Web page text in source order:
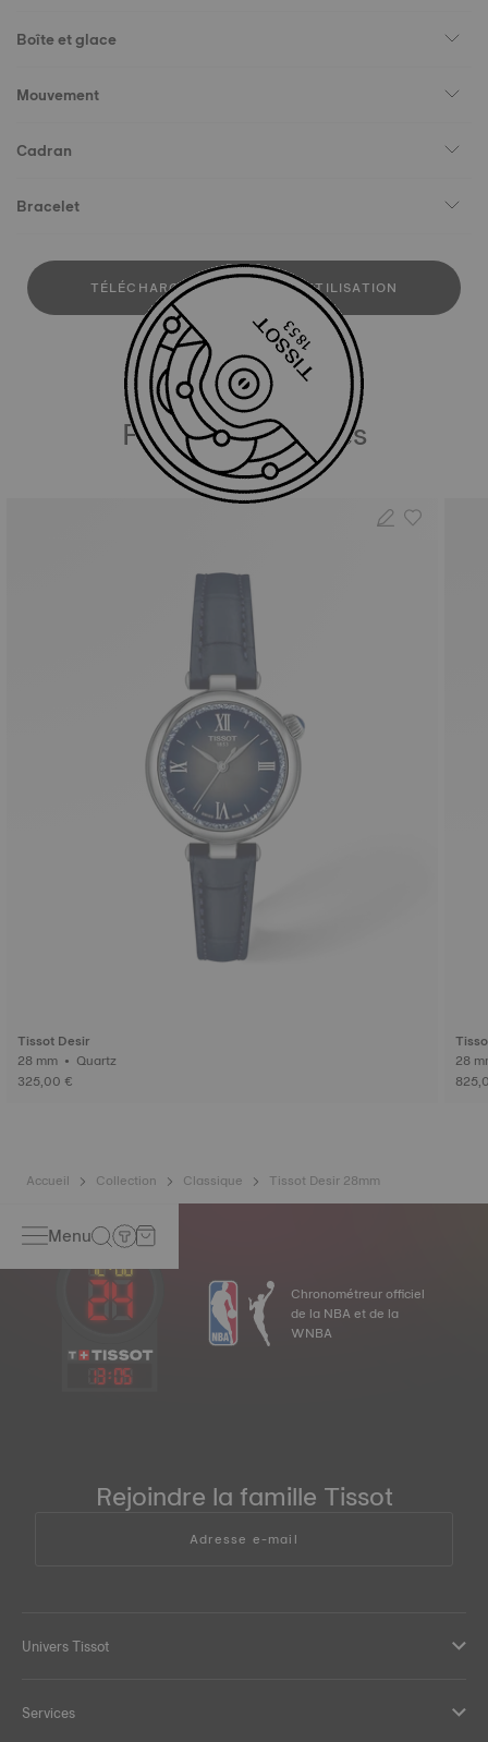
Boîte et glace
Mouvement
Cadran
Bracelet
TÉLÉCHARGER LE MANUEL D'UTILISATION
Produits similaires
Tissot Desir
28 mm • Quartz
325,00 €
Accueil Collection Classique Tissot Desir 28mm
Menu
13:05
Chronométreur officiel
de la NBA et de la
WNBA
Rejoindre la famille Tissot
Adresse e-mail
Univers Tissot
Services